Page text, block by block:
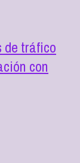
de tráfico
con